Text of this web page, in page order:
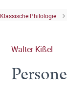
Klassische Philologie
Walter Kißel